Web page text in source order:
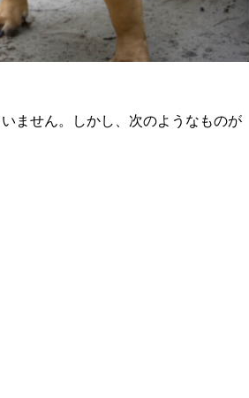
ません。しかし、次のようなものが